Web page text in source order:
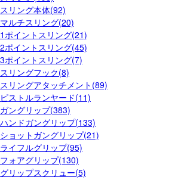
スリング本体(92)
マルチスリング(20)
1ポイントスリング(21)
2ポイントスリング(45)
3ポイントスリング(7)
スリングフック(8)
スリングアタッチメント(89)
ピストルランヤード(11)
ガングリップ(383)
ハンドガングリップ(133)
ショットガングリップ(21)
ライフルグリップ(95)
フォアグリップ(130)
グリップスクリュー(5)